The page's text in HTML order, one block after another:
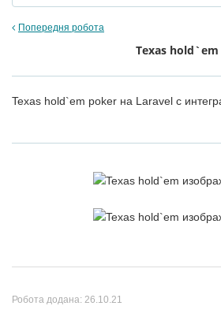
Попередня робота
Texas hold`em
Texas hold`em poker на Laravel с
Робота додана: 26.10.21